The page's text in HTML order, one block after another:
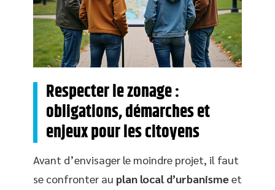
Respecter le zonage :
obligations, démarches et
enjeux pour les citoyens
Avant d’envisager le moindre projet, il faut
se confronter au plan local d’urbanismeet